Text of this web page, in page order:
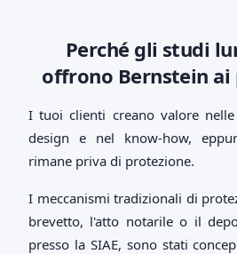
Perché gli studi
offrono Bernstein
I tuoi clienti creano valore
design e nel know-how,
rimane priva di protezione.
I meccanismi tradizionali di
brevetto, l'atto notarile o il
presso la SIAE, sono stati